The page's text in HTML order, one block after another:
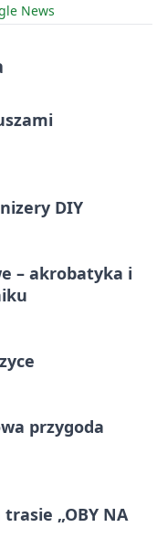
News
DIY
– akrobatyka i
przygoda
„OBY NA